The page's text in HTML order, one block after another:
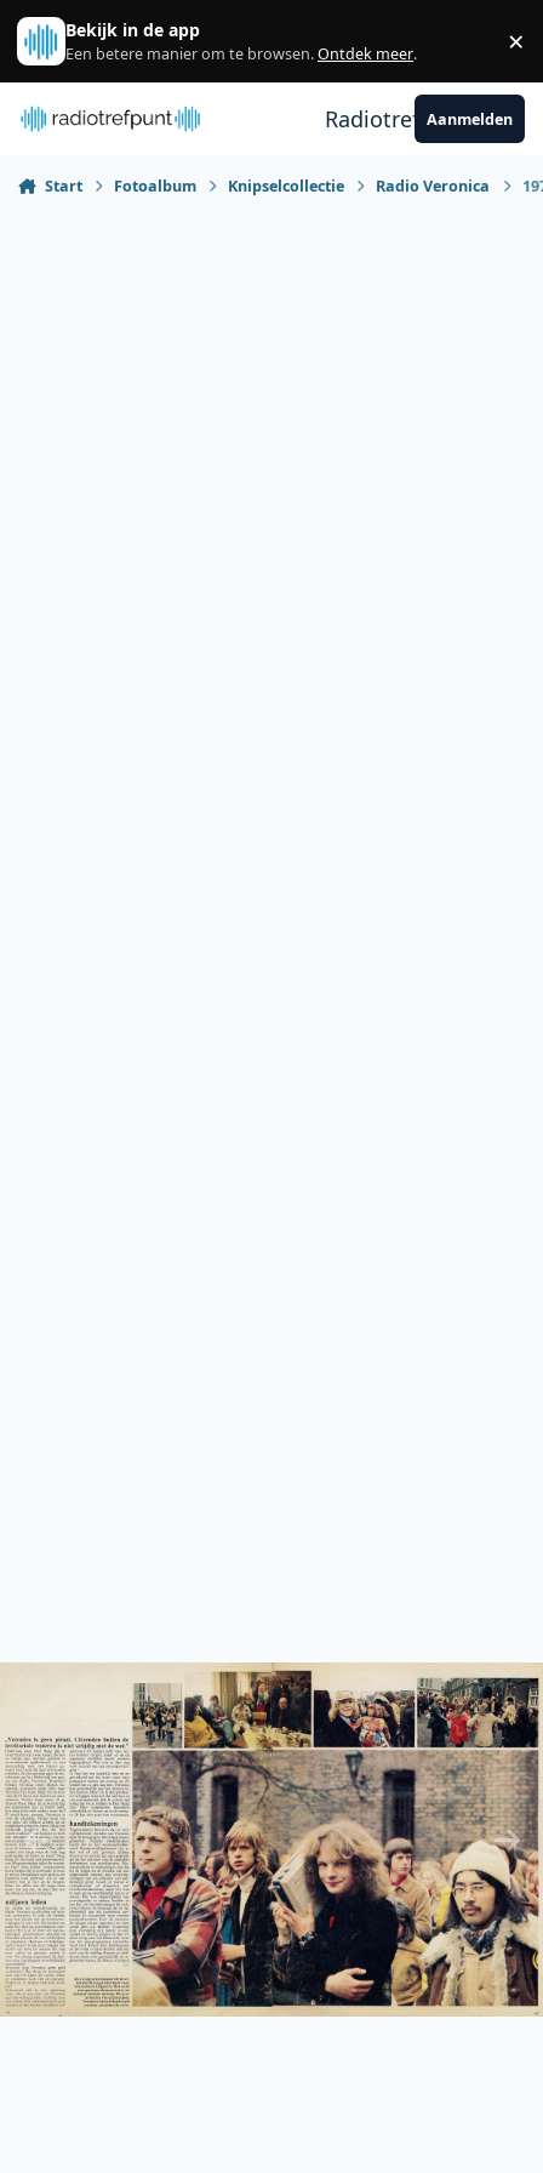
Spring naar bijdragen
Bekijk in de app
Een betere manier om te browsen.Ontdek meer. ×
RadiotrefpuntAanmelden
Start Fotoalbum Knipselcollectie Radio Veronica